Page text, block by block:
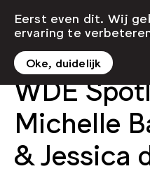
WDE
Michelle
& Jessica
Eerst even dit. Wij
ervaring te
Oke, duidelijk